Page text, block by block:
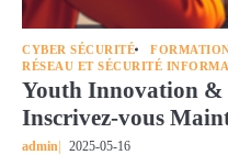
CYBER SÉCURITÉ
RÉSEAU ET SÉCURITÉ
Youth Innovation &
Inscrivez-vous
admin 2025-05-16